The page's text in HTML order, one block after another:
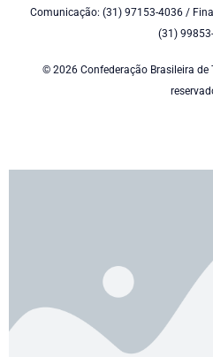
Comunicação: (31) 97153-4036 /
(31)
© 2026 Confederação Brasileira